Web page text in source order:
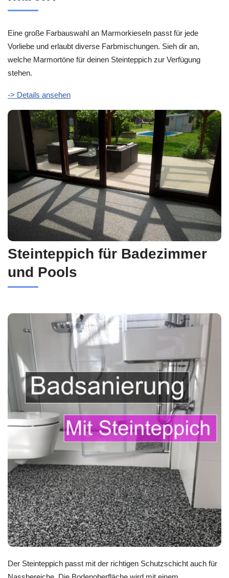
Eine große Farbauswahl an Marmorkieseln passt für jede
Vorliebe und erlaubt diverse Farbmischungen. Sieh dir an,
welche Marmortöne für deinen Steinteppich zur Verfügung
stehen.
-> Details ansehen
Steinteppich für Badezimmer
und Pools
Der Steinteppich passt mit der richtigen Schutzschicht auch für